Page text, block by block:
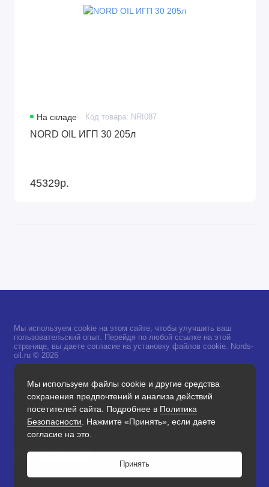
0
На складе Код товара: NRI087
NORD OIL ИГП 30 205л
45329р.
Мы используем файлы cookie и другие средства
сохранения предпочтений и анализа действий
посетителей сайта. Подробнее в Политика
Безопасности . Нажмите «Принять», если даете
согласие на это.
Принять
Мы используем cookie на этом сайте, чтобы улучшить ваш
пользовательский опыт. Перейдя по любой ссылке на этой
странице, вы даете согласие на установку файлов cookie. Nords-
oil.ru © 2026
Поддержка
+7 968 733-60-50
Обратный звонок